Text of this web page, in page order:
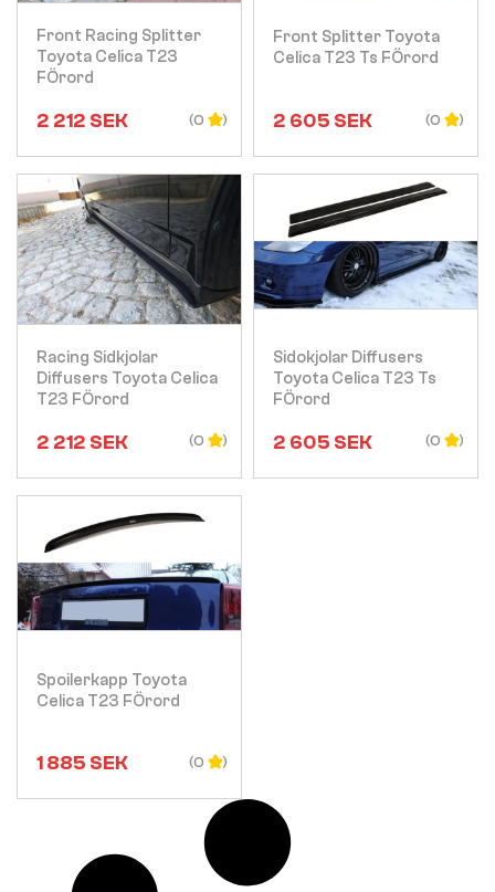
Front Racing Splitter
Toyota Celica T23
FÖrord
2 212 SEK (0
Front Splitter Toyota
Celica T23 Ts FÖrord
2 605 SEK (0
Racing Sidkjolar
Diffusers Toyota Celica
T23 FÖrord
2 212 SEK (0
Visa
Sidokjolar Diffusers
Toyota Celica T23 Ts
FÖrord
2 605 SEK (0
Visa
Spoilerkapp Toyota
Celica T23 FÖrord
1 885 SEK (0
Visa